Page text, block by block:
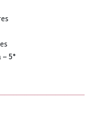
– 5*